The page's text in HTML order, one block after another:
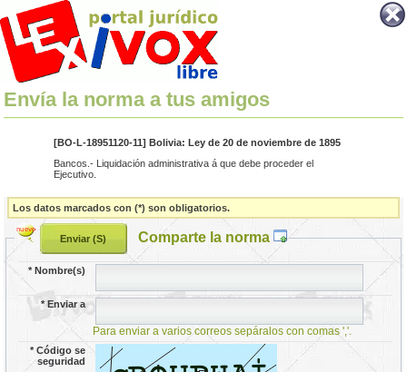
Envía la norma a tus amigos
[BO-L-18951120-11] Bolivia: Ley de 20 de noviembre de 1895
Bancos.- Liquidación administrativa á que debe proceder el
Ejecutivo.
Los datos marcados con (*) son obligatorios.
Comparte la norma
*Nombre(s)
*Enviar a
Para enviar a varios correos sepáralos con comas ','.
*Código se
seguridad